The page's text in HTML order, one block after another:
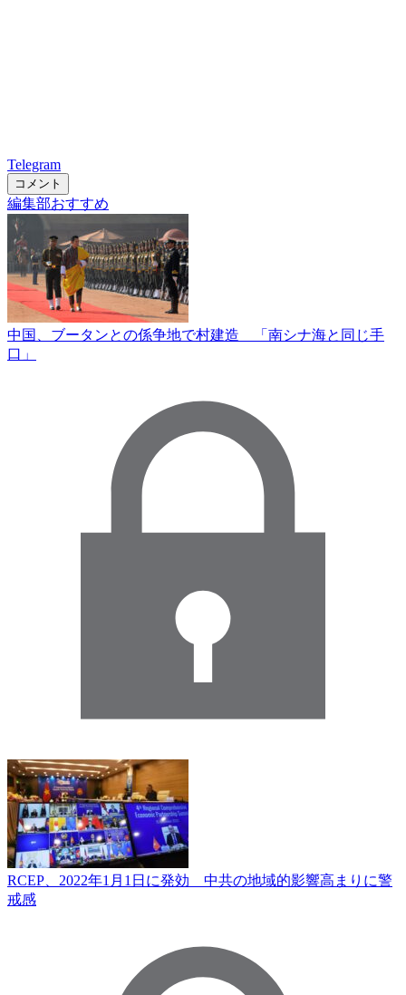
Telegram
コメント
編集部おすすめ
中国、ブータンとの係争地で村建造 「南シナ海と同じ手
口」
RCEP、2022年1月1日に発効 中共の地域的影響高まりに警
戒感